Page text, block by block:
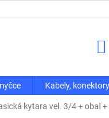
Kabely,
kytara vel. 3/4 + obal